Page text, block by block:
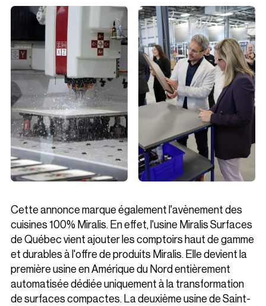
Cette annonce marque également l'avènement des
cuisines 100% Miralis. En effet, l'usine Miralis Surfaces
de Québec vient ajouter les comptoirs haut de gamme
et durables à l'offre de produits Miralis. Elle devient la
première usine en Amérique du Nord entièrement
automatisée dédiée uniquement à la transformation
de surfaces compactes. La deuxième usine de Saint-